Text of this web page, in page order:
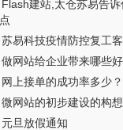
Flash建站,太仓苏易告
点
苏易科技疫情防控复工
做网站给企业带来哪些
网上接单的成功率多少？
微网站的初步建设的构想
元旦放假通知